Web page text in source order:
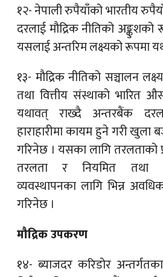
१२- नेपाली रुपैयाँको भारतीय
दरलाई मौद्रिक नीतिको
यसलाई अन्तरिम लक्ष्यको रूपमा
१३- मौद्रिक नीतिको सञ्चालन
तथा वित्तीय संस्थाको भारित
यथावत् राख्दै अन्तरबैंक
हाराहारीमा कायम हुने गरी खुला
गरिनेछ । यसका लागि तरलताको
तरलता र नियमित तथा
व्यवस्थापनका लागि भिन्न
गरिनेछ ।
मौद्रिक उपकरण
१४- ब्याजदर करिडोर